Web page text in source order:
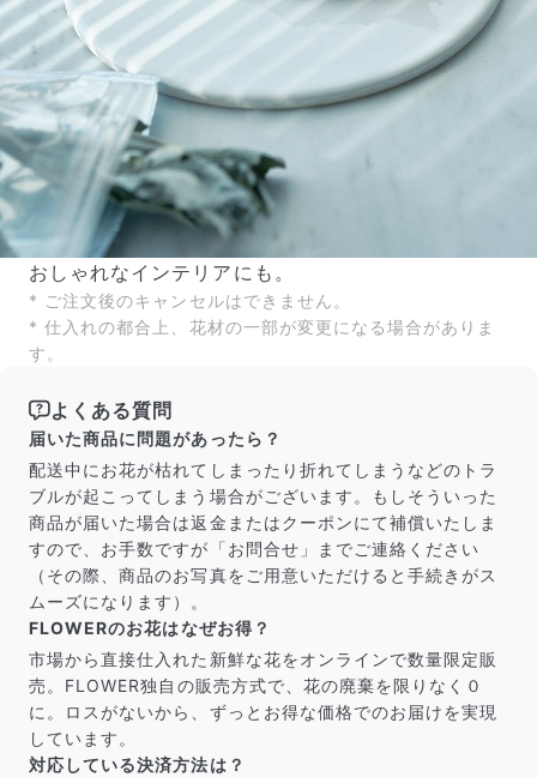
おしゃれなインテリアにも。
* ご注文後のキャンセルはできません。
* 仕入れの都合上、花材の一部が変更になる場合がありま
す。
よくある質問
届いた商品に問題があったら？
配送中にお花が枯れてしまったり折れてしまうなどのトラ
ブルが起こってしまう場合がございます。もしそういった
商品が届いた場合は返金またはクーポンにて補償いたしま
すので、お手数ですが「お問合せ」までご連絡ください
（その際、商品のお写真をご用意いただけると手続きがス
ムーズになります）。
FLOWERのお花はなぜお得？
市場から直接仕入れた新鮮な花をオンラインで数量限定販
売。FLOWER独自の販売方式で、花の廃棄を限りなく０
に。ロスがないから、ずっとお得な価格でのお届けを実現
しています。
対応している決済方法は？